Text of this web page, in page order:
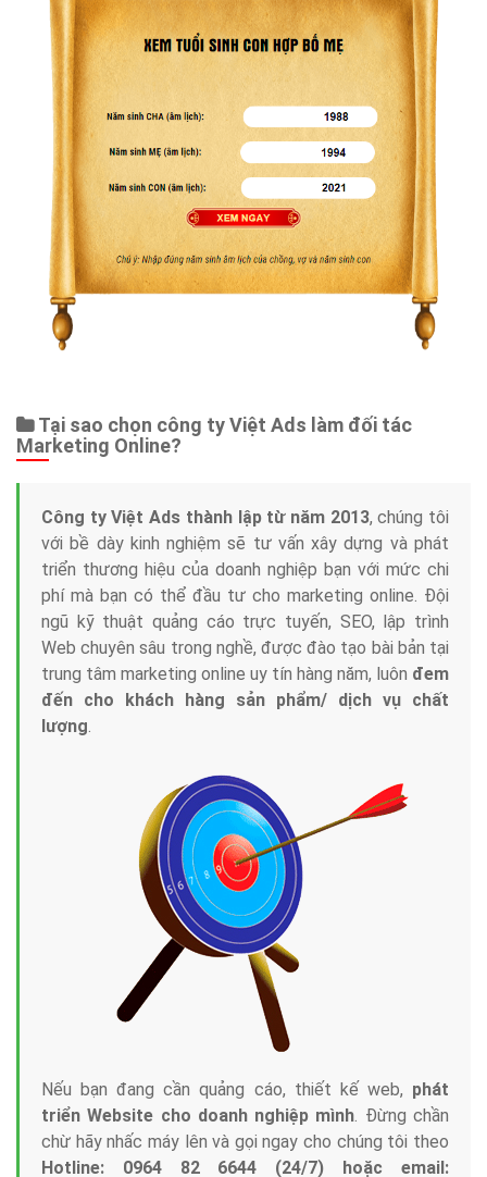
Tại sao chọn công ty Việt Ads làm đối tác
Marketing Online?
Công ty Việt Ads thành lập từ năm 2013, chúng tôi
với bề dày kinh nghiệm sẽ tư vấn xây dựng và phát
triển thương hiệu của doanh nghiệp bạn với mức chi
phí mà bạn có thể đầu tư cho marketing online. Đội
ngũ kỹ thuật quảng cáo trực tuyến, SEO, lập trình
Web chuyên sâu trong nghề, được đào tạo bài bản tại
trung tâm marketing online uy tín hàng năm, luôn đem
đến cho khách hàng sản phẩm/ dịch vụ chất
lượng.
Nếu bạn đang cần quảng cáo, thiết kế web, phát
triển Website cho doanh nghiệp mình. Đừng chần
chừ hãy nhấc máy lên và gọi ngay cho chúng tôi theo
Hotline: 0964 82 6644 (24/7) hoặc email: